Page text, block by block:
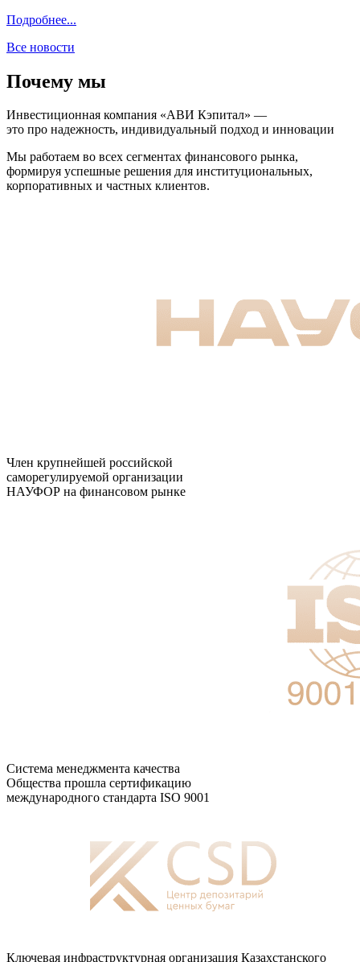
Подробнее...
Все новости
Почему мы
Инвестиционная компания «АВИ Кэпитал» —
это про надежность, индивидуальный подход и инновации
Мы работаем во всех сегментах финансового рынка,
формируя успешные решения для институциональных,
корпоративных и частных клиентов.
Член крупнейшей российской
саморегулируемой организации
НАУФОР на финансовом рынке
Система менеджмента качества
Общества прошла сертификацию
международного стандарта ISO 9001
Ключевая инфраструктурная организация Казахстанского